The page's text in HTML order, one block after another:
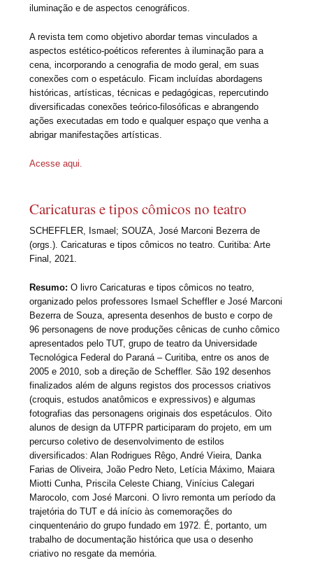
iluminação e de aspectos cenográficos.
A revista tem como objetivo abordar temas vinculados a
aspectos estético-poéticos referentes à iluminação para a
cena, incorporando a cenografia de modo geral, em suas
conexões com o espetáculo. Ficam incluídas abordagens
históricas, artísticas, técnicas e pedagógicas, repercutindo
diversificadas conexões teórico-filosóficas e abrangendo
ações executadas em todo e qualquer espaço que venha a
abrigar manifestações artísticas.
Acesse aqui.
Caricaturas e tipos cômicos no teatro
SCHEFFLER, Ismael; SOUZA, José Marconi Bezerra de
(orgs.). Caricaturas e tipos cômicos no teatro. Curitiba: Arte
Final, 2021.
Resumo: O livro Caricaturas e tipos cômicos no teatro,
organizado pelos professores Ismael Scheffler e José Marconi
Bezerra de Souza, apresenta desenhos de busto e corpo de
96 personagens de nove produções cênicas de cunho cômico
apresentados pelo TUT, grupo de teatro da Universidade
Tecnológica Federal do Paraná – Curitiba, entre os anos de
2005 e 2010, sob a direção de Scheffler. São 192 desenhos
finalizados além de alguns registos dos processos criativos
(croquis, estudos anatômicos e expressivos) e algumas
fotografias das personagens originais dos espetáculos. Oito
alunos de design da UTFPR participaram do projeto, em um
percurso coletivo de desenvolvimento de estilos
diversificados: Alan Rodrigues Rêgo, André Vieira, Danka
Farias de Oliveira, João Pedro Neto, Letícia Máximo, Maiara
Miotti Cunha, Priscila Celeste Chiang, Vinícius Calegari
Marocolo, com José Marconi. O livro remonta um período da
trajetória do TUT e dá início às comemorações do
cinquentenário do grupo fundado em 1972. É, portanto, um
trabalho de documentação histórica que usa o desenho
criativo no resgate da memória.